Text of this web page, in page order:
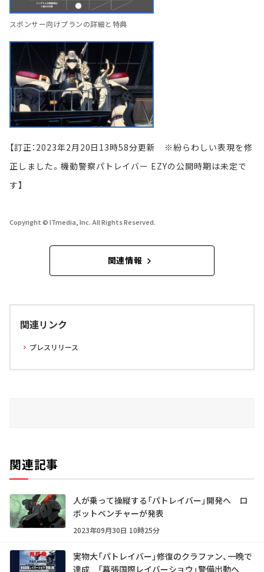
スポンサー向けプランの詳細と特典
【訂正：2023年2月20日13時58分更新 ※紛らわしい表現を修
正しました。機動警察パトレイバー EZYの公開時期は未定で
す】
Copyright © ITmedia, Inc. All Rights Reserved.
関連情報
関連リンク
プレスリリース
関連記事
人が乗って操縦する「パトレイバー」開発へ ロ
ボットベンチャーが発表
2023年09月30日 10時25分
実物大「パトレイバー」修復のクラファン、一晩で
達成 「幕張国際レイバーショウ」警備出動へ